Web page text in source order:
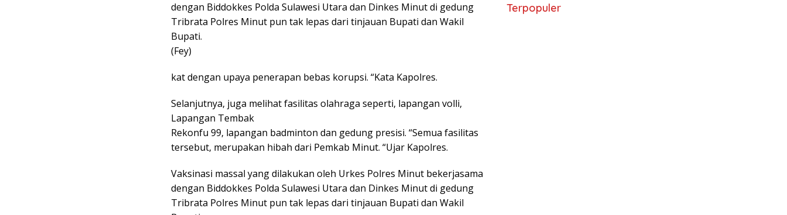
dengan Biddokkes Polda Sulawesi Utara dan Dinkes Minut di gedung
Tribrata Polres Minut pun tak lepas dari tinjauan Bupati dan Wakil
Bupati.
(Fey)
kat dengan upaya penerapan bebas korupsi. “Kata Kapolres.
Selanjutnya, juga melihat fasilitas olahraga seperti, lapangan volli,
Lapangan Tembak
Rekonfu 99, lapangan badminton dan gedung presisi. “Semua fasilitas
tersebut, merupakan hibah dari Pemkab Minut. “Ujar Kapolres.
Vaksinasi massal yang dilakukan oleh Urkes Polres Minut bekerjasama
dengan Biddokkes Polda Sulawesi Utara dan Dinkes Minut di gedung
Tribrata Polres Minut pun tak lepas dari tinjauan Bupati dan Wakil
Terpopuler